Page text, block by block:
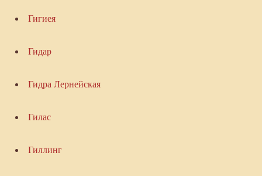
Гигиея
Гидар
Гидра Лернейская
Гилас
Гиллинг